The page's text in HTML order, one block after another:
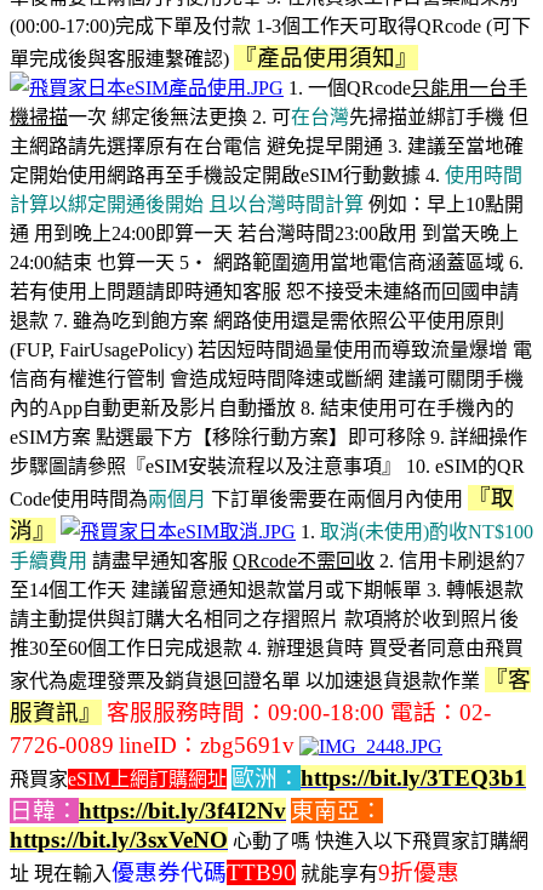
(00:00-17:00)完成下單及付款 1-3個工作天可取得QRcode (可下
單完成後與客服連繫確認)
『產品使用須知』
1. 一個QRcode只能用一台手
機掃描一次 綁定後無法更換 2. 可在台灣先掃描並綁訂手機 但
主網路請先選擇原有在台電信 避免提早開通 3. 建議至當地確
定開始使用網路再至手機設定開啟eSIM行動數據 4. 使用時間
計算以綁定開通後開始 且以台灣時間計算 例如：早上10點開
通 用到晚上24:00即算一天 若台灣時間23:00啟用 到當天晚上
24:00結束 也算一天 5‧ 網路範圍適用當地電信商涵蓋區域 6.
若有使用上問題請即時通知客服 恕不接受未連絡而回國申請
退款 7. 雖為吃到飽方案 網路使用還是需依照公平使用原則
(FUP, FairUsagePolicy) 若因短時間過量使用而導致流量爆增 電
信商有權進行管制 會造成短時間降速或斷網 建議可關閉手機
內的App自動更新及影片自動播放 8. 結束使用可在手機內的
eSIM方案 點選最下方【移除行動方案】即可移除 9. 詳細操作
步驟圖請參照『eSIM安裝流程以及注意事項』 10. eSIM的QR
Code使用時間為兩個月 下訂單後需要在兩個月內使用
『取
消』
1. 取消(未使用)酌收NT$100
手續費用 請盡早通知客服 QRcode不需回收 2. 信用卡刷退約7
至14個工作天 建議留意通知退款當月或下期帳單 3. 轉帳退款
請主動提供與訂購大名相同之存摺照片 款項將於收到照片後
推30至60個工作日完成退款 4. 辦理退貨時 買受者同意由飛買
家代為處理發票及銷貨退回證名單 以加速退貨退款作業
『客
服資訊』
客服服務時間：09:00-18:00 電話：02-
7726-0089 lineID：zbg5691v
飛買家eSIM上網訂購網址 歐洲： https://bit.ly/3TEQ3b1
日韓： https://bit.ly/3f4I2Nv 東南亞：
https://bit.ly/3sxVeNO 心動了嗎 快進入以下飛買家訂購網
址 現在輸入優惠券代碼TTB90 就能享有9折優惠